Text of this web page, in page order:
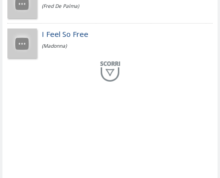
Simone Cristicchi
(Fred De Palma)
I Feel So Free
(Madonna)